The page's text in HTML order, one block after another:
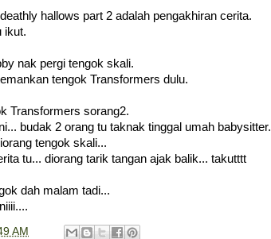
hallows part 2 adalah pengakhiran cerita.
ikut.
nak pergi tengok skali.
tengok Transformers dulu.
Transformers sorang2.
budak 2 orang tu taknak tinggal umah babysitter.
tengok skali...
tu... diorang tarik tangan ajak balik... takutttt
dah malam tadi...
AM